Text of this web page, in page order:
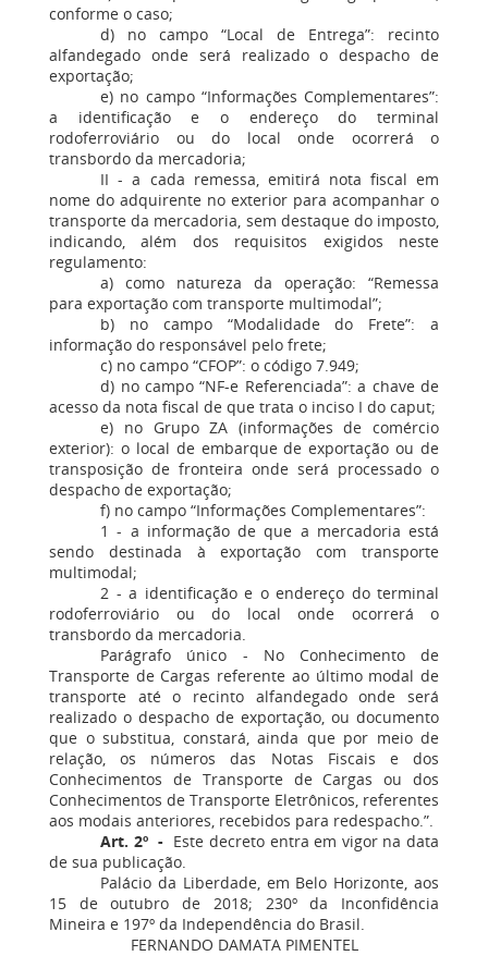
conforme o caso;
d) no campo “Local de Entrega”: recinto
alfandegado onde será realizado o despacho de
exportação;
e) no campo “Informações Complementares”:
a identificação e o endereço do terminal
rodoferroviário ou do local onde ocorrerá o
transbordo da mercadoria;
II - a cada remessa, emitirá nota fiscal em
nome do adquirente no exterior para acompanhar o
transporte da mercadoria, sem destaque do imposto,
indicando, além dos requisitos exigidos neste
regulamento:
a) como natureza da operação: “Remessa
para exportação com transporte multimodal”;
b) no campo “Modalidade do Frete”: a
informação do responsável pelo frete;
c) no campo “CFOP”: o código 7.949;
d) no campo “NF-e Referenciada”: a chave de
acesso da nota fiscal de que trata o inciso I do caput;
e) no Grupo ZA (informações de comércio
exterior): o local de embarque de exportação ou de
transposição de fronteira onde será processado o
despacho de exportação;
f) no campo “Informações Complementares”:
1 - a informação de que a mercadoria está
sendo destinada à exportação com transporte
multimodal;
2 - a identificação e o endereço do terminal
rodoferroviário ou do local onde ocorrerá o
transbordo da mercadoria.
Parágrafo único - No Conhecimento de
Transporte de Cargas referente ao último modal de
transporte até o recinto alfandegado onde será
realizado o despacho de exportação, ou documento
que o substitua, constará, ainda que por meio de
relação, os números das Notas Fiscais e dos
Conhecimentos de Transporte de Cargas ou dos
Conhecimentos de Transporte Eletrônicos, referentes
aos modais anteriores, recebidos para redespacho.”.
Art. 2º - Este decreto entra em vigor na data
de sua publicação.
Palácio da Liberdade, em Belo Horizonte, aos
15 de outubro de 2018; 230º da Inconfidência
Mineira e 197º da Independência do Brasil.
FERNANDO DAMATA PIMENTEL